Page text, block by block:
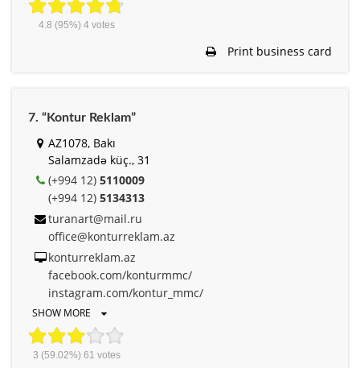
4.8 (95%) 4votes
Print business card
7. “Kontur Reklam”
AZ1078, Bakı
Salamzadə küç., 31
(+994 12) 5110009
(+994 12) 5134313
turanart@mail.ru
office@konturreklam.az
konturreklam.az
facebook.com/konturmmc/
instagram.com/kontur_mmc/
SHOW MORE
3 (59.02%) 61 votes